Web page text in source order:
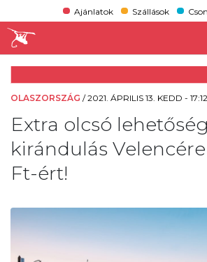
Ajánlatok Szállások
OLASZORSZÁG /2021. ÁPRILIS 13. KEDD - 17:12
Extra olcsó
kirándulás
Ft-ért!